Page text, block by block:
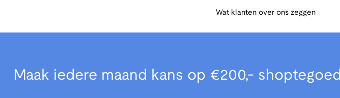
Wat klanten over ons zeggen
Maak iedere maand kans op €200,- shoptegoed